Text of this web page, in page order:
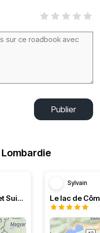
Publier
La Slovènie via Italie, Autriche et Suisse
Sylvain
Le lac de